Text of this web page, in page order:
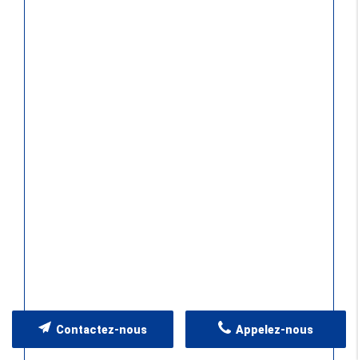
Appelez-nous
Contactez-nous